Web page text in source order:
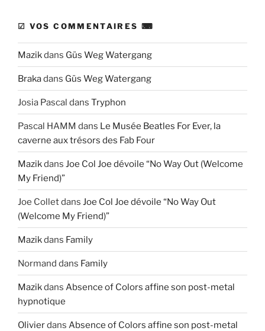
☑ VOS COMMENTAIRES ⌨
Mazikdans Güs Weg Watergang
Brakadans Güs Weg Watergang
Josia Pascal dans Tryphon
Pascal HAMM dans Le Musée Beatles For Ever, la
caverne aux trésors des Fab Four
Mazikdans Joe Col Joe dévoile “No Way Out (Welcome
My Friend)”
Joe Colletdans Joe Col Joe dévoile “No Way Out
(Welcome My Friend)”
Mazikdans Family
Normand dans Family
Mazikdans Absence of Colors affine son post-metal
hypnotique
Olivierdans Absence of Colors affine son post-metal